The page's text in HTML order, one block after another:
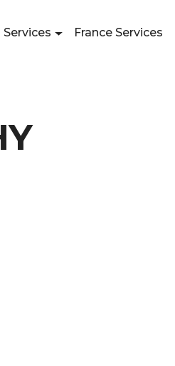
Services France Services